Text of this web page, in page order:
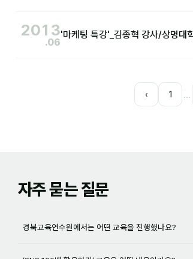
2013
.06
'마케팅 특강'_김종혁 강사/상명대
‹ 1 …
자주 묻는 질문
경북교육연수원에서는 어떤 교육을 진행했나요?